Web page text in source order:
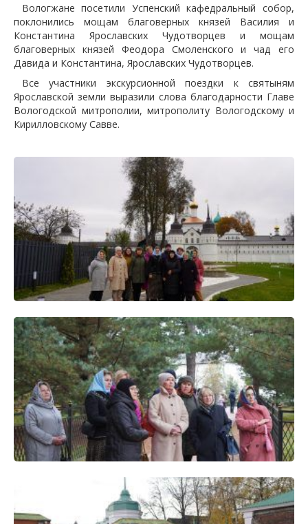
Вологжане посетили Успенский кафедральный собор,
поклонились мощам благоверных князей Василия и
Константина Ярославских Чудотворцев и мощам
благоверных князей Феодора Смоленского и чад его
Давида и Константина, Ярославских Чудотворцев.
Все участники экскурсионной поездки к святыням
Ярославской земли выразили слова благодарности Главе
Вологодской митрополии, митрополиту Вологодскому и
Кирилловскому Савве.